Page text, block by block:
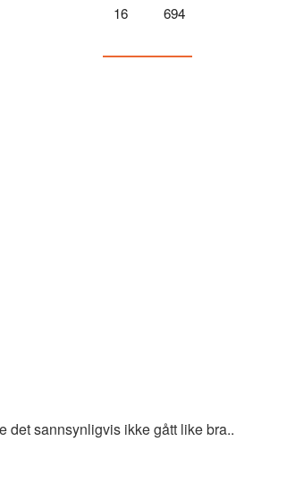
16 694
det sannsynligvis ikke gått like bra..